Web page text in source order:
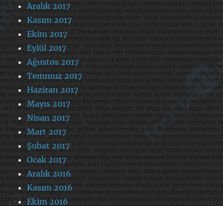
Aralık 2017
Kasım 2017
Ekim 2017
Eylül 2017
Ağustos 2017
Temmuz 2017
Haziran 2017
Mayıs 2017
Nisan 2017
Mart 2017
Şubat 2017
Ocak 2017
Aralık 2016
Kasım 2016
Ekim 2016